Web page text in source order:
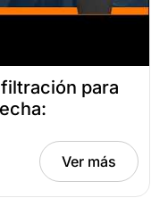
para
Ver más